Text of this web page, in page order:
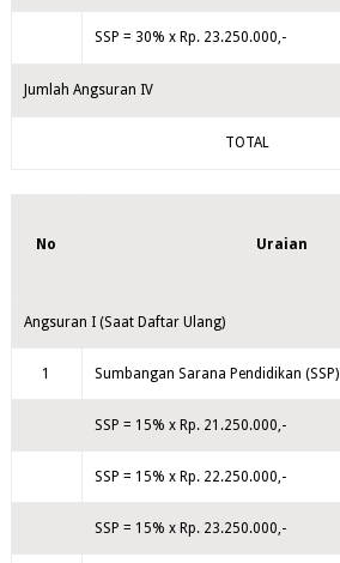
SSP = 30% x Rp. 23.250.000,-
Jumlah Angsuran IV
TOTAL
No
Uraian
Angsuran I (Saat Daftar Ulang)
1 Sumbangan Sarana Pendidikan (SSP)
SSP = 15% x Rp. 21.250.000,-
SSP = 15% x Rp. 22.250.000,-
SSP = 15% x Rp. 23.250.000,-